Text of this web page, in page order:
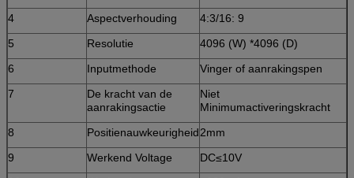
4 Aspectverhouding
4:3/16: 9
5
Resolutie
4096 (W) *4096 (D)
6
Inputmethode
Vinger of aanrakingspen
7
De kracht van de
aanrakingsactie
Niet
Minimumactiveringskracht
8
Positienauwkeurigheid2mm
9
Werkend Voltage
DC≤10V